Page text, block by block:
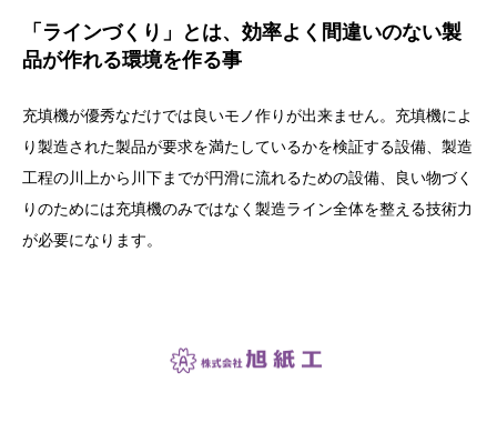
「ラインづくり」とは、効率よく間違いのない製
品が作れる環境を作る事
充填機が優秀なだけでは良いモノ作りが出来ません。充填機によ
り製造された製品が要求を満たしているかを検証する設備、製造
工程の川上から川下までが円滑に流れるための設備、良い物づく
りのためには充填機のみではなく製造ライン全体を整える技術力
が必要になります。